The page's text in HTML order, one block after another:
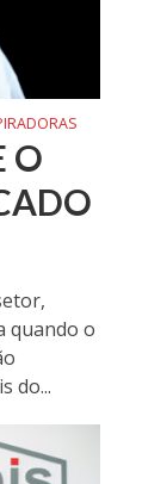
O
quando o
do...